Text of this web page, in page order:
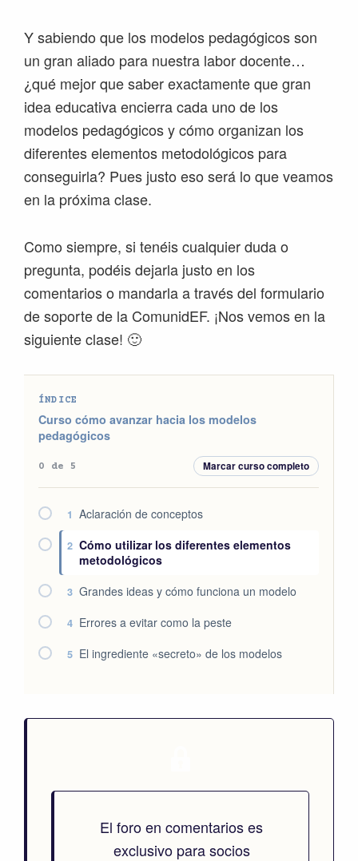
Y sabiendo que los modelos pedagógicos son
un gran aliado para nuestra labor docente…
¿qué mejor que saber exactamente que gran
idea educativa encierra cada uno de los
modelos pedagógicos y cómo organizan los
diferentes elementos metodológicos para
conseguirla? Pues justo eso será lo que veamos
en la próxima clase.
Como siempre, si tenéis cualquier duda o
pregunta, podéis dejarla justo en los
comentarios o mandarla a través del formulario
de soporte de la ComunidEF. ¡Nos vemos en la
siguiente clase! 🙂
ÍNDICE
Curso cómo avanzar hacia los modelos
pedagógicos
0 de 5 Marcar curso completo
1 Aclaración de conceptos
2 Cómo utilizar los diferentes elementos
metodológicos
3 Grandes ideas y cómo funciona un modelo
4 Errores a evitar como la peste
5 El ingrediente «secreto» de los modelos
El foro en comentarios es
exclusivo para socios